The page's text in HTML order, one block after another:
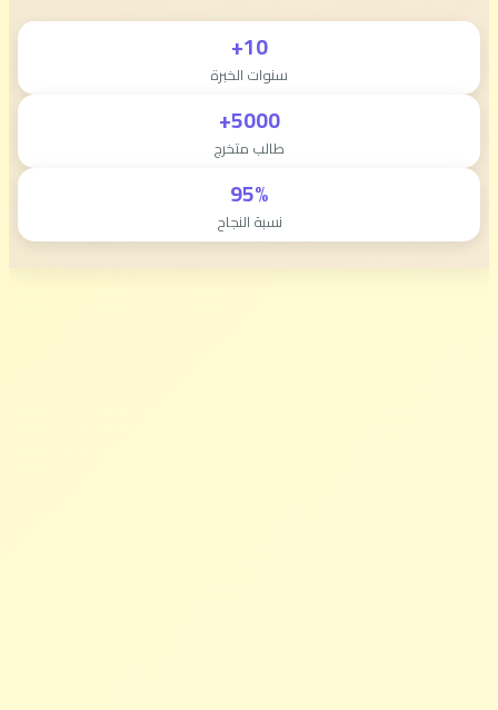
10+
سنوات الخبرة
5000+
طالب متخرج
95%
نسبة النجاح